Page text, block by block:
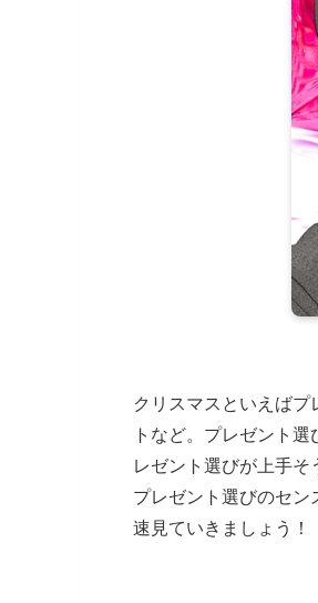
クリスマスといえば
トなど。プレゼント
レゼント選びが上手
プレゼント選びのセ
速見ていきましょう！